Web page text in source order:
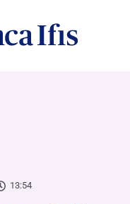
13:54